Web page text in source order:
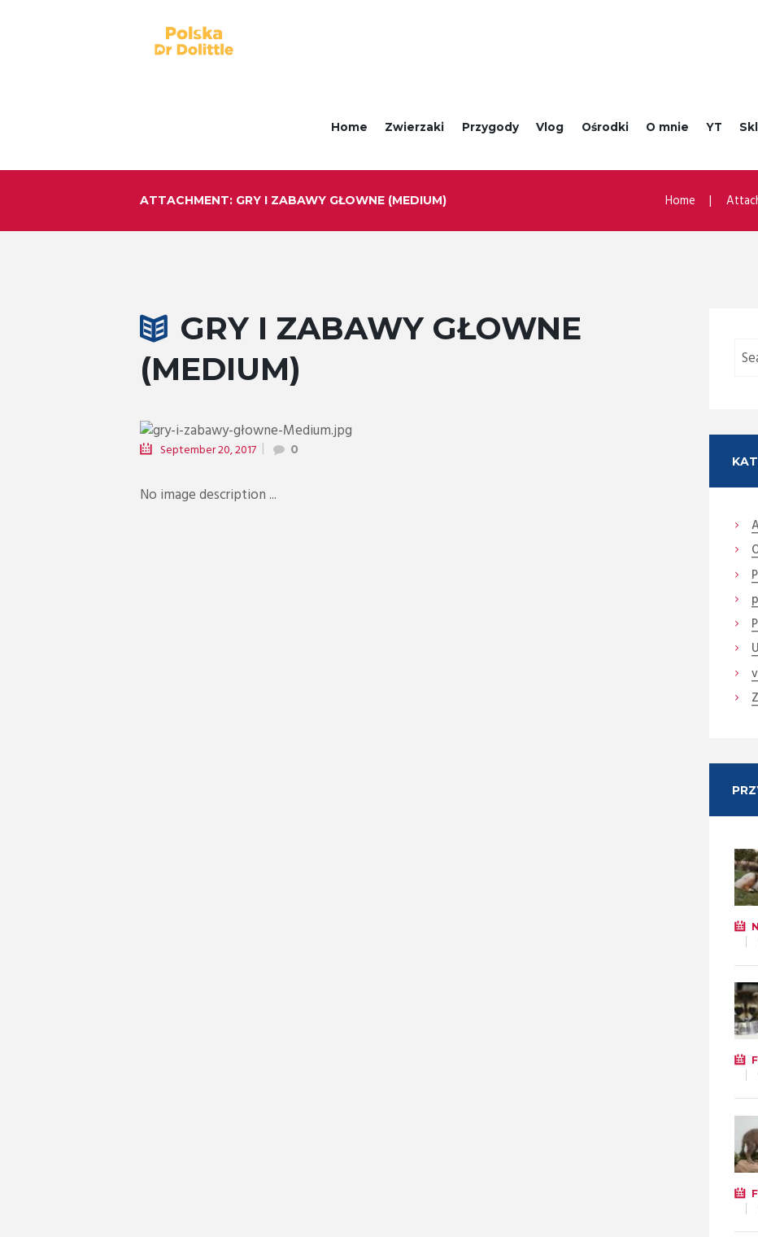
Home Zwierzaki Przygody Vlog Ośrodki O mnie YT
ATTACHMENT: GRY I ZABAWY GŁOWNE (MEDIUM) Home
GRY I ZABAWY GŁOWNE
(MEDIUM)
September 20, 2017 0
No image description ...